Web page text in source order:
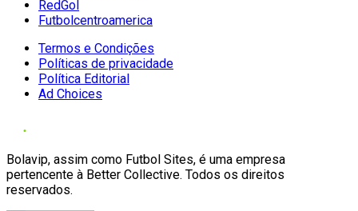
RedGol
Futbolcentroamerica
Termos e Condições
Políticas de privacidade
Política Editorial
Ad Choices
Bolavip, assim como Futbol Sites, é uma empresa
pertencente à Better Collective. Todos os direitos
reservados.